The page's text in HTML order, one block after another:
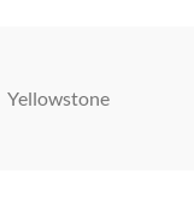
Yellowstone